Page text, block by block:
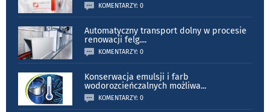
KOMENTARZY: 0
Automatyczny transport dolny w procesie
renowacji felg....
KOMENTARZY: 0
Konserwacja emulsji i farb
wodorozcieńczalnych możliwa...
KOMENTARZY: 0